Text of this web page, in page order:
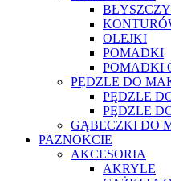
OLEJKI
POMADKI
POMADKI
PĘDZLE DO
PĘDZLE
PĘDZLE
GĄBECZKI DO
PAZNOKCIE
AKCESORIA
AKRYLE